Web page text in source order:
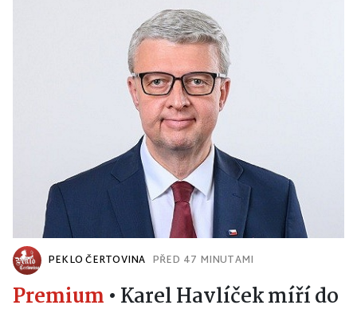
PEKLO ČERTOVINA PŘED 47 MINUTAMI
Premium • Karel Havlíček míří do